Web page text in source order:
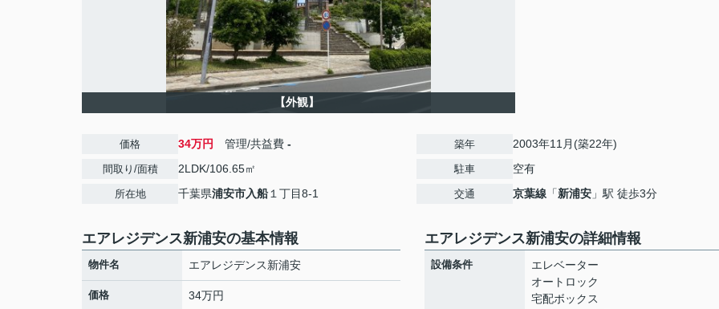
【外観】
価格 34万円 管理/共益費 -
間取り/面積 2LDK/106.65㎡
所在地 千葉県浦安市入船１丁目8-1
築年 2003年11月(築22年)
駐車 空有
交通 京葉線 「新浦安 」駅 徒歩3分
エアレジデンス新浦安の基本情報
物件名 エアレジデンス新浦安
価格 34万円
エアレジデンス新浦安の詳細情報
設備条件
エレベーター
オートロック
宅配ボックス